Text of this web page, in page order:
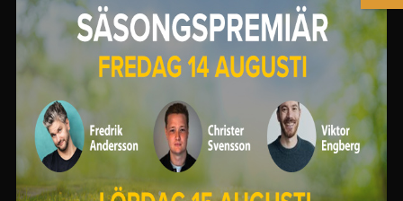
Favoritämne / Pratar helst om:
Vad som helst som jag tycker är
roligt och värt att prata om.
PRIVAT EVENT ELLER FEST?
Vill du att Lasse Nilsen ska komma
och uppträda på ett privat event